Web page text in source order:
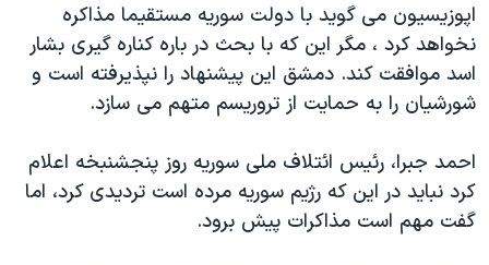
اپوزیسیون می گوید با دولت سوریه مستقیما مذاکره
نخواهد کرد ، مگر این که با بحث در باره کناره گیری بشار
اسد موافقت کند. دمشق این پیشنهاد را نپذیرفته است و
شورشیان را به حمایت از تروریسم متهم می سازد.
احمد جبرا، رئیس ائتلاف ملی سوریه روز پنجشنبخه اعلام
کرد نباید در این که رژیم سوریه مرده است تردیدی کرد، اما
گفت مهم است مذاکرات پیش برود.